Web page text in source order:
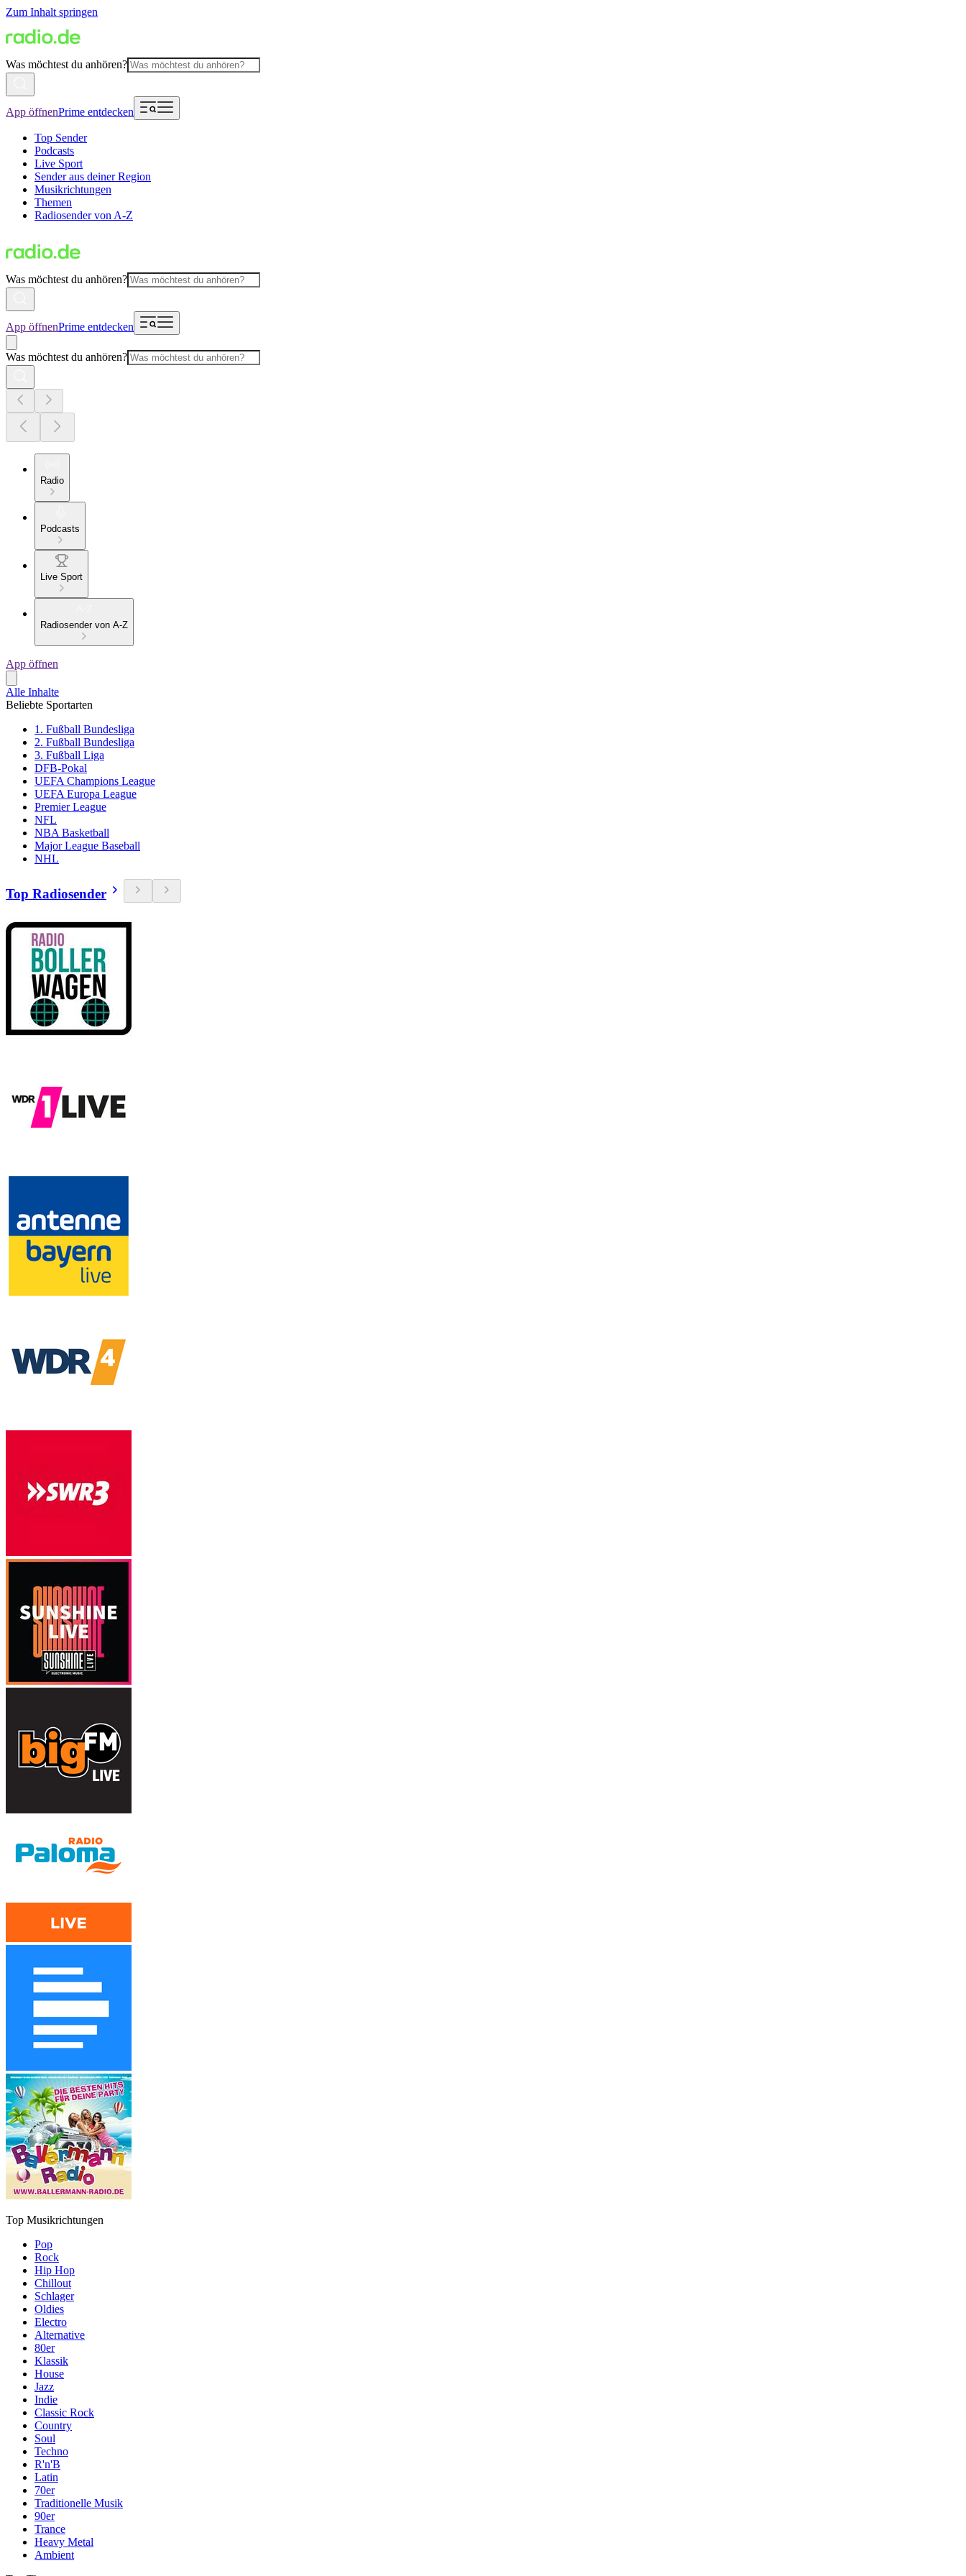
Zum Inhalt springen
Was möchtest du anhören?
App öffnenPrime entdecken
Top Sender
Podcasts
Live Sport
Sender aus deiner Region
Musikrichtungen
Themen
Radiosender von A-Z
Was möchtest du anhören?
App öffnenPrime entdecken
Was möchtest du anhören?
Radio
Podcasts
Live Sport
Radiosender von A-Z
App öffnen
Alle Inhalte
Beliebte Sportarten
1. Fußball Bundesliga
2. Fußball Bundesliga
3. Fußball Liga
DFB-Pokal
UEFA Champions League
UEFA Europa League
Premier League
NFL
NBA Basketball
Major League Baseball
NHL
Top Radiosender
Top Musikrichtungen
Pop
Rock
Hip Hop
Chillout
Schlager
Oldies
Electro
Alternative
80er
Klassik
House
Jazz
Indie
Classic Rock
Country
Soul
Techno
R'n'B
Latin
70er
Traditionelle Musik
90er
Trance
Heavy Metal
Ambient